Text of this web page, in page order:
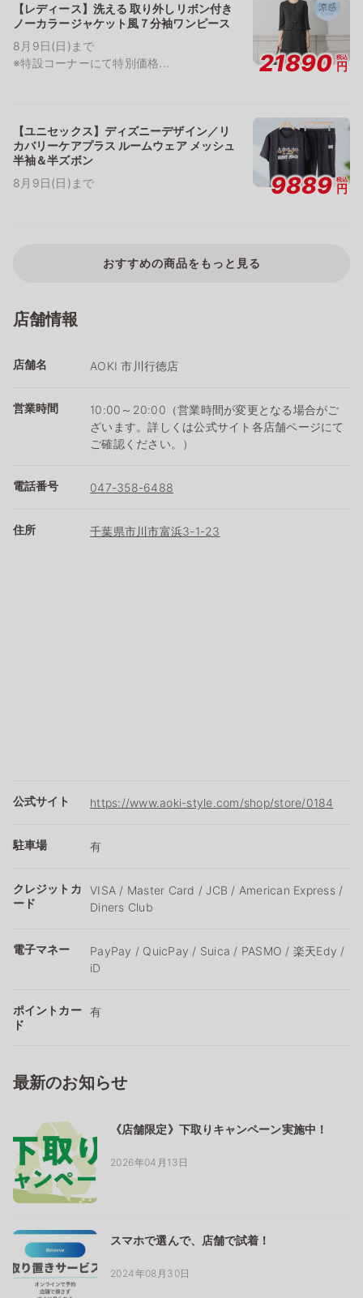
【レディース】洗える 取り外しリボン付き
ノーカラージャケット風７分袖ワンピース
8月9日(日)まで
※特設コーナーにて特別価格...
21890 税込
円
【ユニセックス】ディズニーデザイン／リ
カバリーケアプラス ルームウェア メッシュ
半袖＆半ズボン
8月9日(日)まで
9889 税込
円
おすすめの商品をもっと見る
店舗情報
店舗名 AOKI 市川行徳店
営業時間
10:00～20:00（営業時間が変更となる場合がご
ざいます。詳しくは公式サイト各店舗ページにて
ご確認ください。）
電話番号 047-358-6488
住所 千葉県市川市富浜3-1-23
公式サイト https://www.aoki-style.com/shop/store/0184
駐車場 有
クレジットカ
ード
VISA / Master Card / JCB / American Express /
Diners Club
電子マネー
PayPay / QuicPay / Suica / PASMO / 楽天Edy /
iD
ポイントカー
ド
有
最新のお知らせ
《店舗限定》下取りキャンペーン実施中！
2026年04月13日
スマホで選んで、店舗で試着！
2024年08月30日